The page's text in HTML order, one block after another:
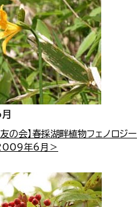
友の会】春採湖畔植物フェノロジー
年6月＞